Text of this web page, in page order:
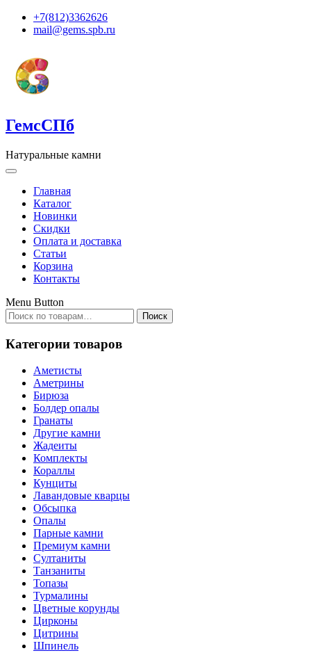
+7(812)3362626
mail@gems.spb.ru
ГемсСПб
Натуральные камни
Главная
Каталог
Новинки
Скидки
Оплата и доставка
Статьи
Корзина
Контакты
Menu Button
Искать:
Поиск
Категории товаров
Аметисты
Аметрины
Бирюза
Болдер опалы
Гранаты
Другие камни
Жадеиты
Комплекты
Кораллы
Кунциты
Лавандовые кварцы
Обсыпка
Опалы
Парные камни
Премиум камни
Султаниты
Танзаниты
Топазы
Турмалины
Цветные корунды
Цирконы
Цитрины
Шпинель